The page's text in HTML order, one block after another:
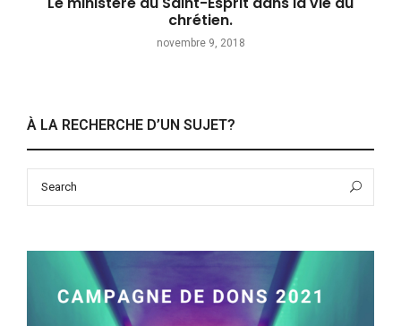
chrétien.
novembre 9, 2018
À LA RECHERCHE D’UN SUJET?